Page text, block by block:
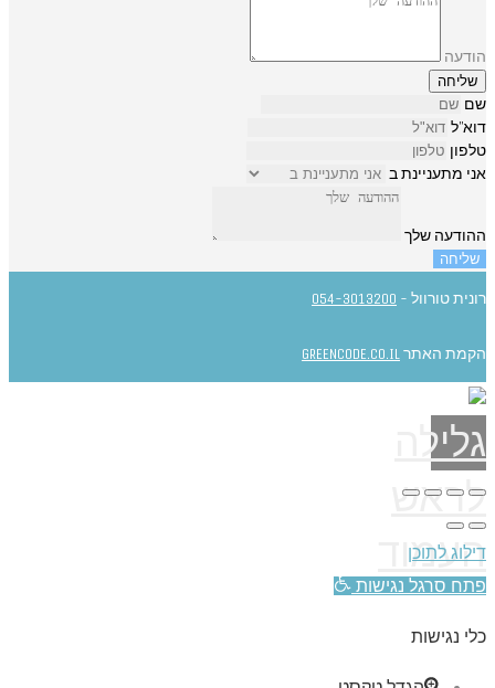
הודעה
שליחה
שם
דוא"ל
טלפון
אני מתעניינת ב
ההודעה שלך
שליחה
רונית טורוול - 054-3013200
הקמת האתרGREENCODE.CO.IL
גלילה
לראש
העמוד
דילוג לתוכן
פתח סרגל נגישות
כלי נגישות